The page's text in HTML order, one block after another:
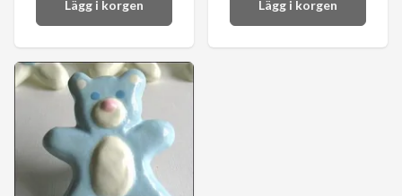
Lägg i korgen Lägg i korgen